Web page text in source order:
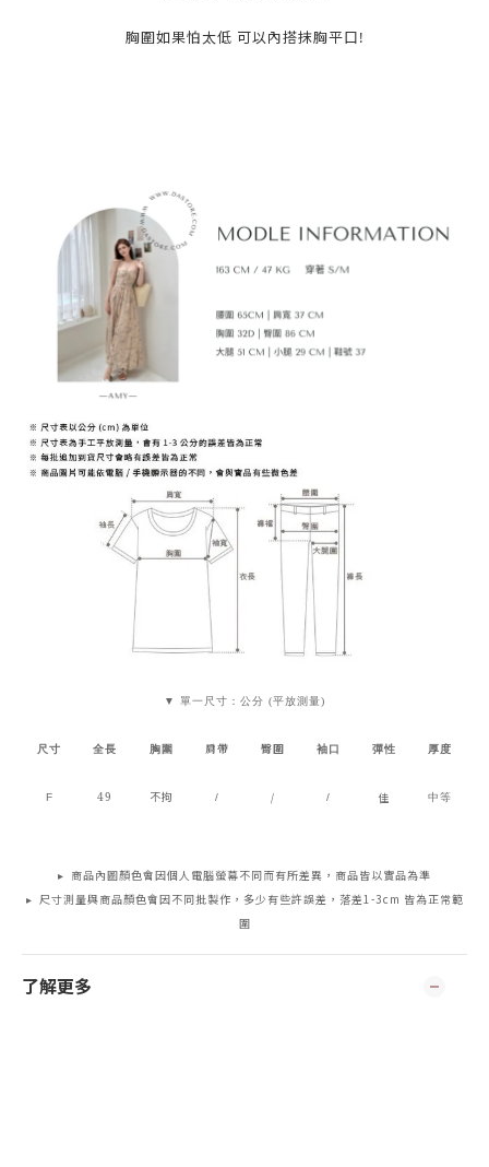
胸圍如果怕太低 可以內搭抹胸平口!
▼ 單一尺寸：公分 (平放測量)
尺寸 全長 胸圍 肩帶 臀圍 袖口 彈性 厚度
F 49 不拘 / / / 佳 中等
▸ 商品內圖顏色會因個人電腦螢幕不同而有所差異，商品皆以實品為準
▸ 尺寸測量與商品顏色會因不同批製作，多少有些許誤差，落差1-3cm 皆為正常範
圍
了解更多